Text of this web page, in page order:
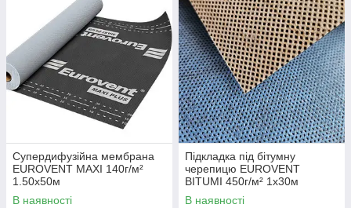
Супердифузійна мембрана
EUROVENT MAXI 140г/м²
1.50х50м
В наявності
Підкладка під бітумну
черепицю EUROVENT
BITUMI 450г/м² 1х30м
В наявності